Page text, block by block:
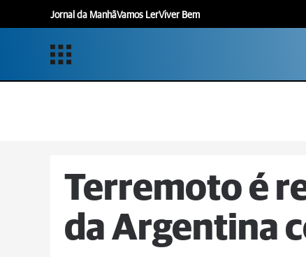
Jornal da ManhãVamos LerViver Bem
Terremoto é
da Argentina